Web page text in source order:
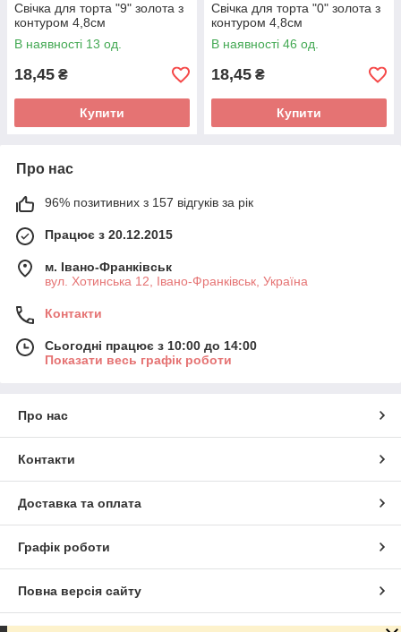
Свічка для торта "9" золота з
контуром 4,8см
В наявності 13 од.
18,45 ₴
Купити
Свічка для торта "0" золота з
контуром 4,8см
В наявності 46 од.
18,45 ₴
Купити
Про нас
96% позитивних з 157 відгуків за рік
Працює з 20.12.2015
м. Івано-Франківськ
вул. Хотинська 12, Івано-Франківськ, Україна
Контакти
Сьогодні працює з 10:00 до 14:00
Показати весь графік роботи
Про нас
Контакти
Доставка та оплата
Графік роботи
Повна версія сайту